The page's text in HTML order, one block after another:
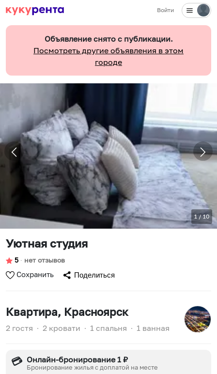
Войти
Объявление снято с публикации.
Посмотреть другие объявления в этом
городе
1/10
Уютная студия
5 ∙ нет отзывов
Сохранить Поделиться
Квартира, Красноярск
2 гостя ∙ 2 кровати ∙ 1 спальня ∙ 1 ванная
💳 Онлайн-бронирование 1 ₽
Бронирование жилья с доплатой на месте